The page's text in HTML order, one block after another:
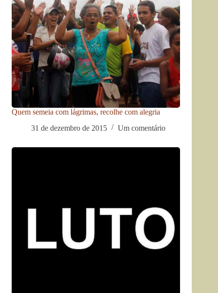
Quem semeia com lágrimas, recolhe com alegria
31 de dezembro de 2015
Um comentário